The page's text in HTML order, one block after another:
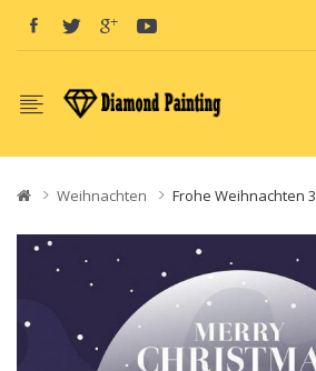
Weihnachten Frohe Weihnachten 3